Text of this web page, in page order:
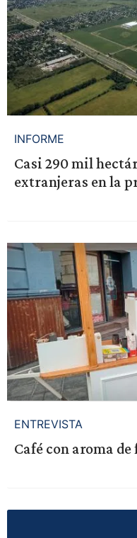
INFORME
Casi 290 mil
extranjeras en la
ENTREVISTA
Café con aroma